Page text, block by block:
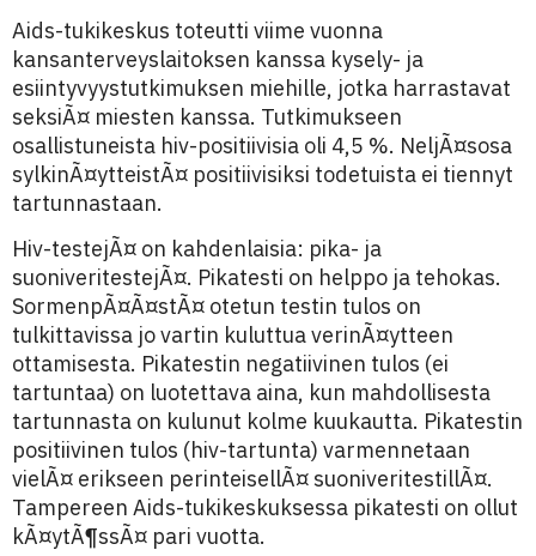
Aids-tukikeskus toteutti viime vuonna
kansanterveyslaitoksen kanssa kysely- ja
esiintyvyystutkimuksen miehille, jotka harrastavat
seksiÃ¤ miesten kanssa. Tutkimukseen
osallistuneista hiv-positiivisia oli 4,5 %. NeljÃ¤sosa
sylkinÃ¤ytteistÃ¤ positiivisiksi todetuista ei tiennyt
tartunnastaan.
Hiv-testejÃ¤ on kahdenlaisia: pika- ja
suoniveritestejÃ¤. Pikatesti on helppo ja tehokas.
SormenpÃ¤Ã¤stÃ¤ otetun testin tulos on
tulkittavissa jo vartin kuluttua verinÃ¤ytteen
ottamisesta. Pikatestin negatiivinen tulos (ei
tartuntaa) on luotettava aina, kun mahdollisesta
tartunnasta on kulunut kolme kuukautta. Pikatestin
positiivinen tulos (hiv-tartunta) varmennetaan
vielÃ¤ erikseen perinteisellÃ¤ suoniveritestillÃ¤.
Tampereen Aids-tukikeskuksessa pikatesti on ollut
kÃ¤ytÃ¶ssÃ¤ pari vuotta.